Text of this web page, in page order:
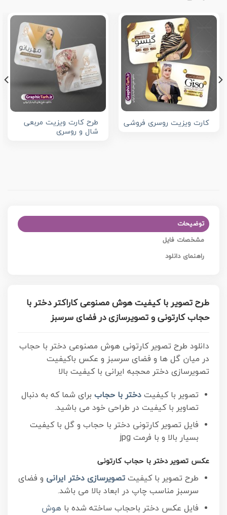
کارت ویزیت روسری فروشی
طرح کارت ویزیت مربعی
شال و روسری
توضیحات
مشخصات فایل
راهنمای دانلود
طرح تصویر با کیفیت هوش مصنوعی کاراکتر دختر با
حجاب کارتونی و تصویرسازی در فضای سرسبز
دانلود طرح تصویر کارتونی هوش مصنوعی دختر با حجاب
در میان گل ها و فضای سرسبز و عکس باکیفیت
تصویرسازی دختر محجبه ایرانی با کیفیت بالا
تصویر با کیفیت دختر با حجاببرای شما که به دنبال
تصاویر با کیفیت در طراحی خود می باشید.
فایل تصویر کارتونی دختر با حجاب و گل با کیفیت
بسیار بالا و با فرمت jpg
عکس تصویر دختر با حجاب کارتونی
طرح تصویر با کیفیت تصویرسازی دختر ایرانی و فضای
سرسبز مناسب چاپ در ابعاد بالا می باشد.
فایل عکس دختر باحجاب ساخته شده با هوش